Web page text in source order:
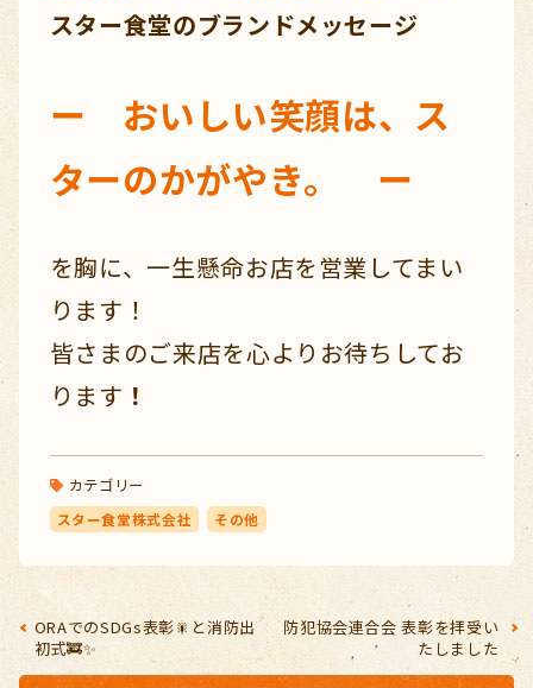
スター食堂のブランドメッセージ
ー おいしい笑顔は、ス
ターのかがやき。 ー
を胸に、一生懸命お店を営業してまい
ります！
皆さまのご来店を心よりお待ちしてお
ります ！
カテゴリー
スター食堂株式会社 その他
ORAでのSDGs表彰🎇と消防出
初式🚒✨
防犯協会連合会 表彰を拝受い
たしました